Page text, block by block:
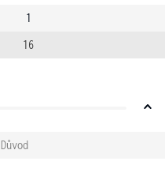
1
16
Důvod